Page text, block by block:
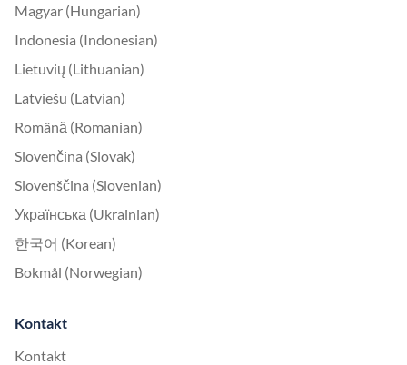
Magyar (Hungarian)
Indonesia (Indonesian)
Lietuvių (Lithuanian)
Latviešu (Latvian)
Română (Romanian)
Slovenčina (Slovak)
Slovenščina (Slovenian)
Українська (Ukrainian)
한국어 (Korean)
Bokmål (Norwegian)
Kontakt
Kontakt